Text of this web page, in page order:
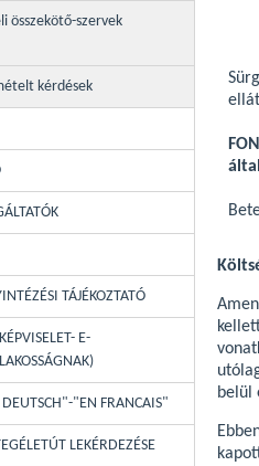
összekötő-szervek
kérdések
TÁJÉKOZTATÓ
E-
"EN FRANCAIS"
LEKÉRDEZÉSE
belül